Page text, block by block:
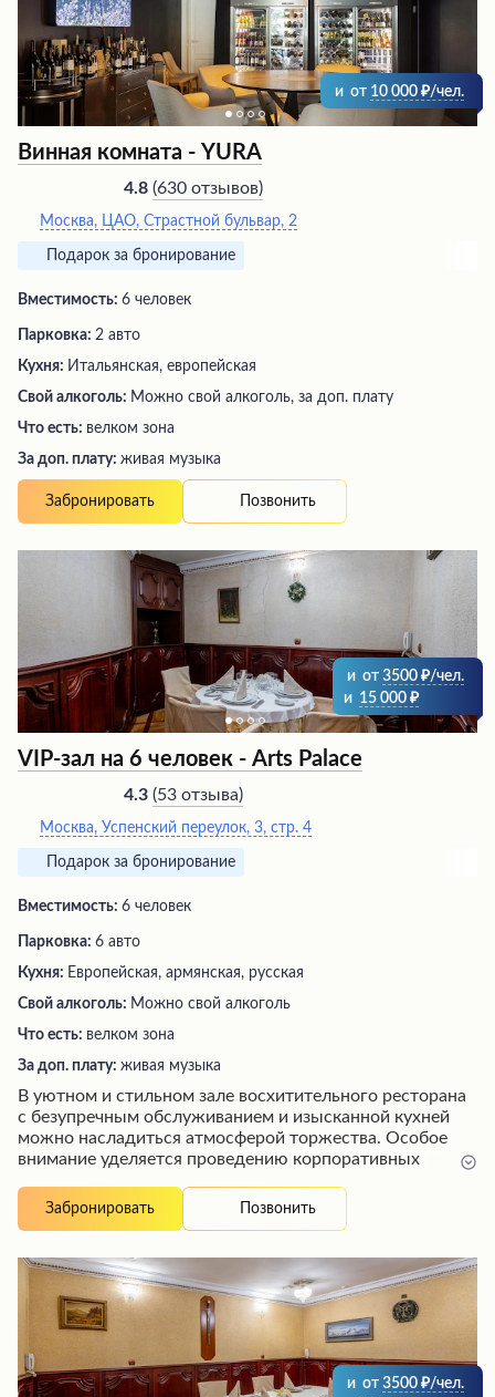
и от 10 000 /чел.
Винная комната - YURA
4.8 (630 отзывов)
Москва, ЦАО, Страстной бульвар, 2
Подарок за бронирование
Вместимость: 6 человек
Парковка: 2 авто
Кухня: Итальянская, европейская
Свой алкоголь: Можно свой алкоголь, за доп. плату
Что есть: велком зона
За доп. плату: живая музыка
Забронировать Позвонить
и от 3500
/чел.
и 15 000
VIP-зал на 6 человек - Arts Palace
4.3 (53 отзыва)
Москва, Успенский переулок, 3, стр. 4
Подарок за бронирование
Вместимость: 6 человек
Парковка: 6 авто
Кухня: Европейская, армянская, русская
Свой алкоголь: Можно свой алкоголь
Что есть: велком зона
За доп. плату: живая музыка
В уютном и стильном зале восхитительного ресторана
с безупречным обслуживанием и изысканной кухней
можно насладиться атмосферой торжества. Особое
внимание уделяется проведению корпоративных
зале для компаний до 6 человек созданы все условия
для комфортного размещения гостей. Идеальная
развлекательная программа с караоке позволят
провести время в приятной обстановке, окруженным
заботой обслуживающего персонала.
Забронировать Позвонить
и от 3500
/чел.